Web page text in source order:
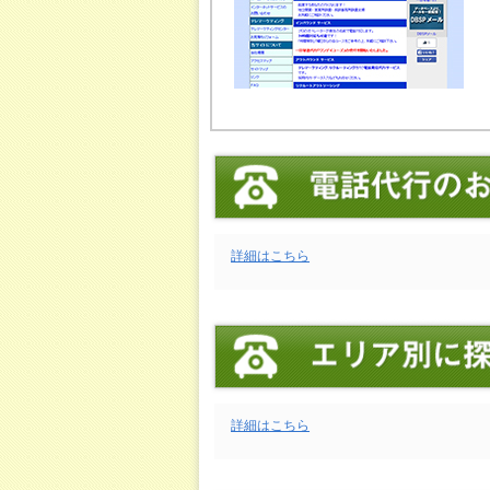
詳細はこちら
詳細はこちら